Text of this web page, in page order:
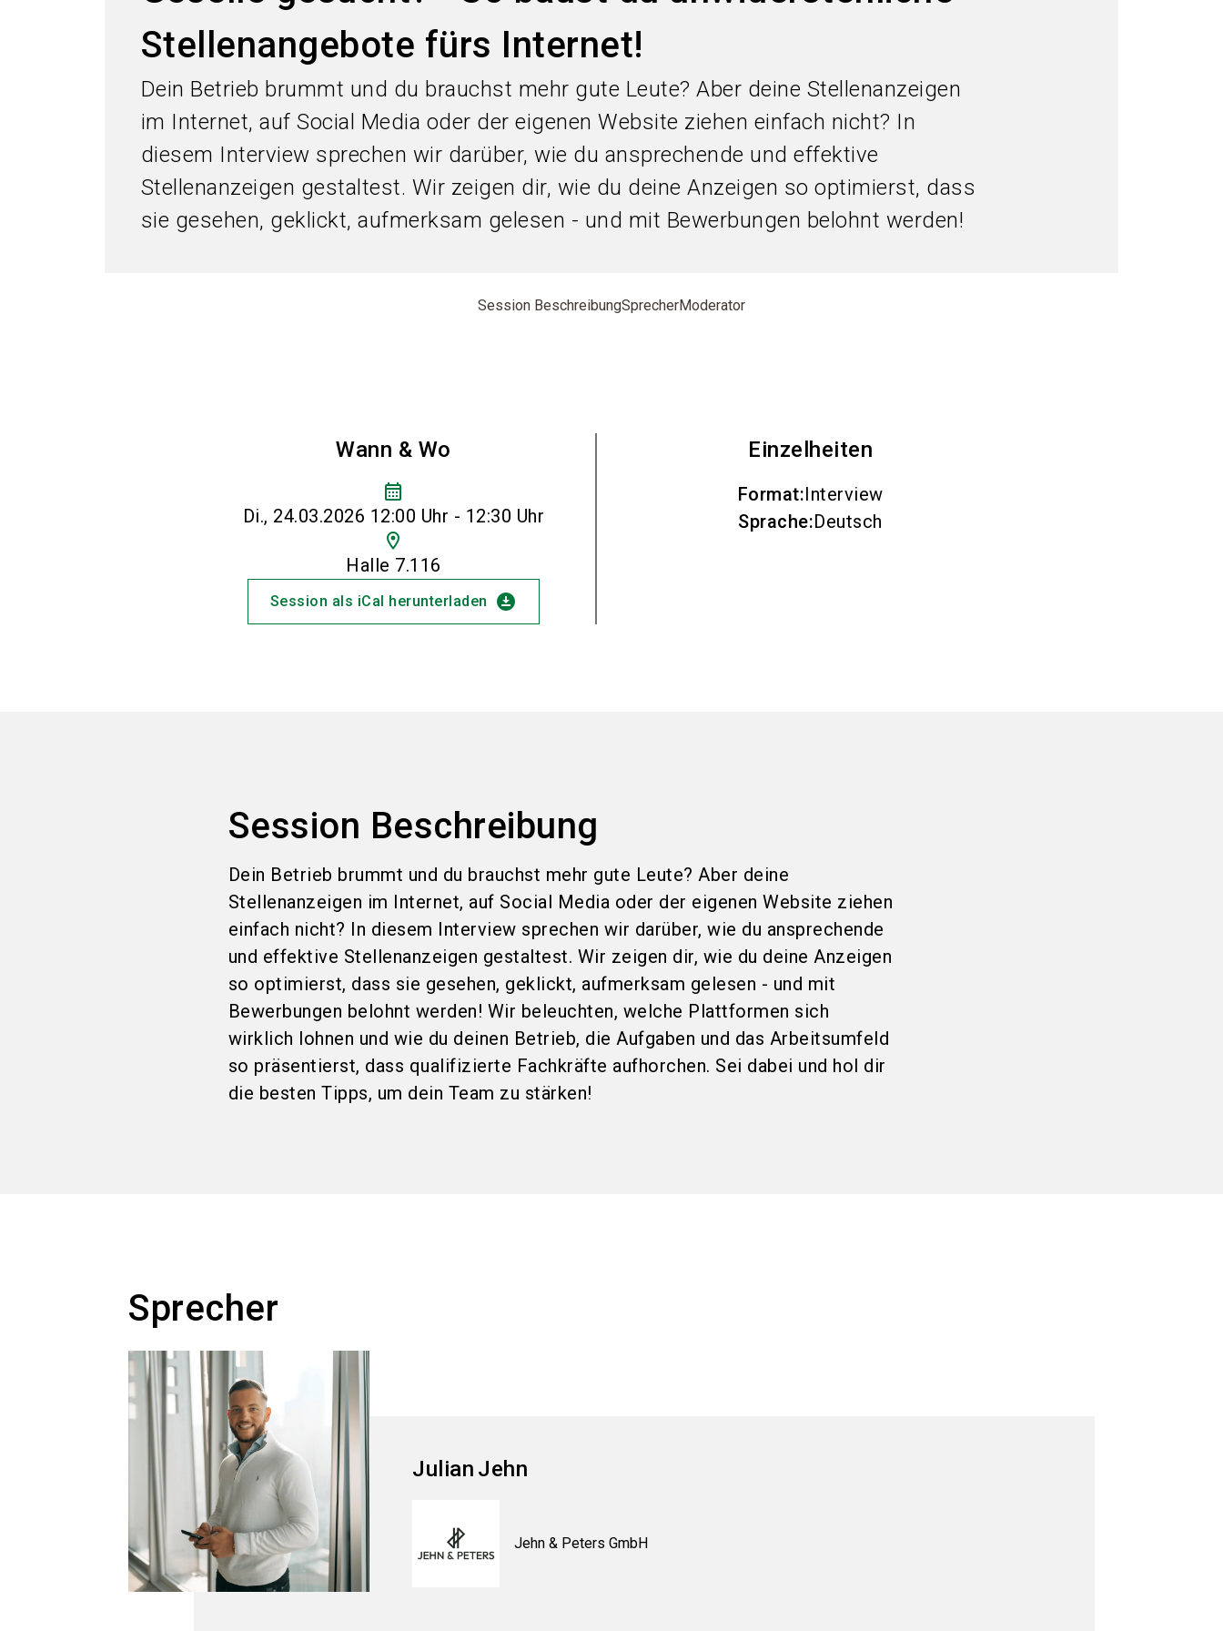
Stellenangebote fürs Internet!
Dein Betrieb brummt und du brauchst mehr gute Leute? Aber deine Stellenanzeigen
im Internet, auf Social Media oder der eigenen Website ziehen einfach nicht? In
diesem Interview sprechen wir darüber, wie du ansprechende und effektive
Stellenanzeigen gestaltest. Wir zeigen dir, wie du deine Anzeigen so optimierst, dass
sie gesehen, geklickt, aufmerksam gelesen - und mit Bewerbungen belohnt werden!
Session BeschreibungSprecherModerator
Wann & Wo
calendar_month
Di., 24.03.2026 12:00 Uhr - 12:30 Uhr
location_on
Halle 7.116
Session als iCal herunterladen download_for_offline
Einzelheiten
Format:Interview
Sprache:Deutsch
Session Beschreibung
Dein Betrieb brummt und du brauchst mehr gute Leute? Aber deine
Stellenanzeigen im Internet, auf Social Media oder der eigenen Website ziehen
einfach nicht? In diesem Interview sprechen wir darüber, wie du ansprechende
und effektive Stellenanzeigen gestaltest. Wir zeigen dir, wie du deine Anzeigen
so optimierst, dass sie gesehen, geklickt, aufmerksam gelesen - und mit
Bewerbungen belohnt werden! Wir beleuchten, welche Plattformen sich
wirklich lohnen und wie du deinen Betrieb, die Aufgaben und das Arbeitsumfeld
so präsentierst, dass qualifizierte Fachkräfte aufhorchen. Sei dabei und hol dir
die besten Tipps, um dein Team zu stärken!
Sprecher
Julian Jehn
Jehn & Peters GmbH